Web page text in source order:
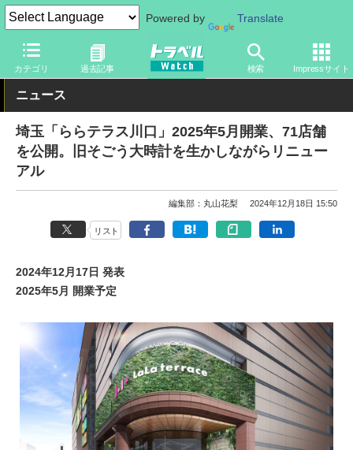
Powered by Translate
カテゴリ 過去記事 検索 Impressサイト
トラベル Watch 旅の情報 目的 商業施設
ニュース
埼玉「ららテラス川口」2025年5月開業、71店舗
を公開。旧そごう大時計を生かしながらリニュー
アル
編集部：丸山花梨 2024年12月18日 15:50
リスト
2024年12月17日 発表
2025年5月 開業予定